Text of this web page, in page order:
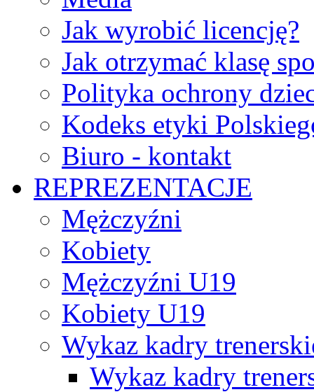
Jak wyrobić licencję?
Jak otrzymać klasę
Polityka ochrony
Kodeks etyki
Biuro - kontakt
REPREZENTACJE
Mężczyźni
Kobiety
Mężczyźni U19
Kobiety U19
Wykaz kadry
Wykaz kadry